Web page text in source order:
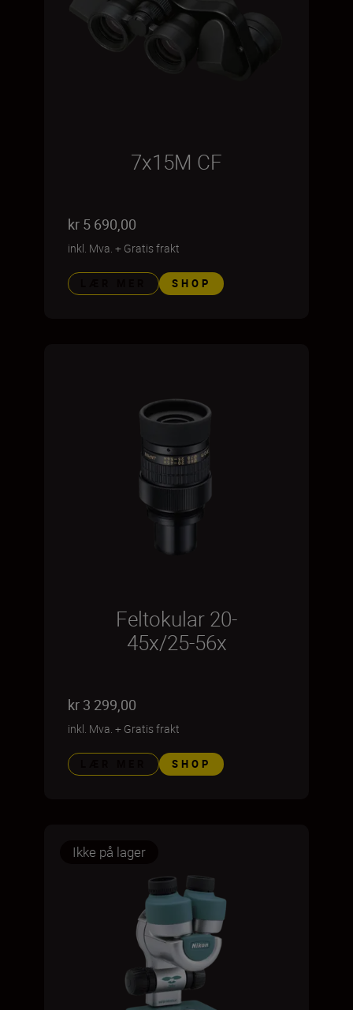
7x15M CF
kr 5 690,00
inkl. Mva. + Gratis frakt
SHOP
Feltokular 20-
45x/25-56x
kr 3 299,00
inkl. Mva. + Gratis frakt
SHOP
Ikke på lager